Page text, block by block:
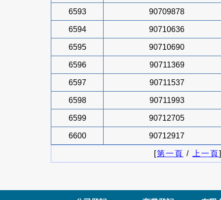
6593 90709878
6594 90710636
6595 90710690
6596 90711369
6597 90711537
6598 90711993
6599 90712705
6600 90712917
[第一頁 / 上一頁